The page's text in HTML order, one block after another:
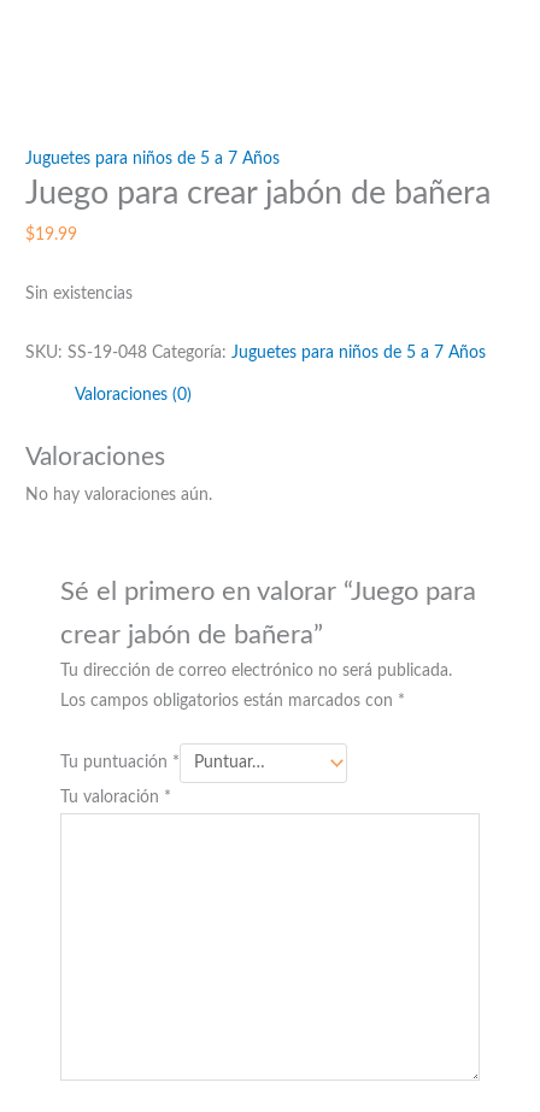
Juguetes para niños de 5 a 7 Años
Juego para crear jabón de bañera
$19.99
Sin existencias
SKU:SS-19-048 Categoría: Juguetes para niños de 5 a 7 Años
Valoraciones (0)
Valoraciones
No hay valoraciones aún.
Sé el primero en valorar “Juego para
crear jabón de bañera”
Tu dirección de correo electrónico no será publicada.
Los campos obligatorios están marcados con *
Tu puntuación *
Tu valoración *